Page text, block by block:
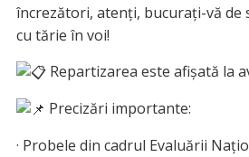
încrezători, atenți, bucurați-vă de
cu tărie în voi!
Repartizarea este afișată la
Precizări importante:
· Probele din cadrul Evaluării